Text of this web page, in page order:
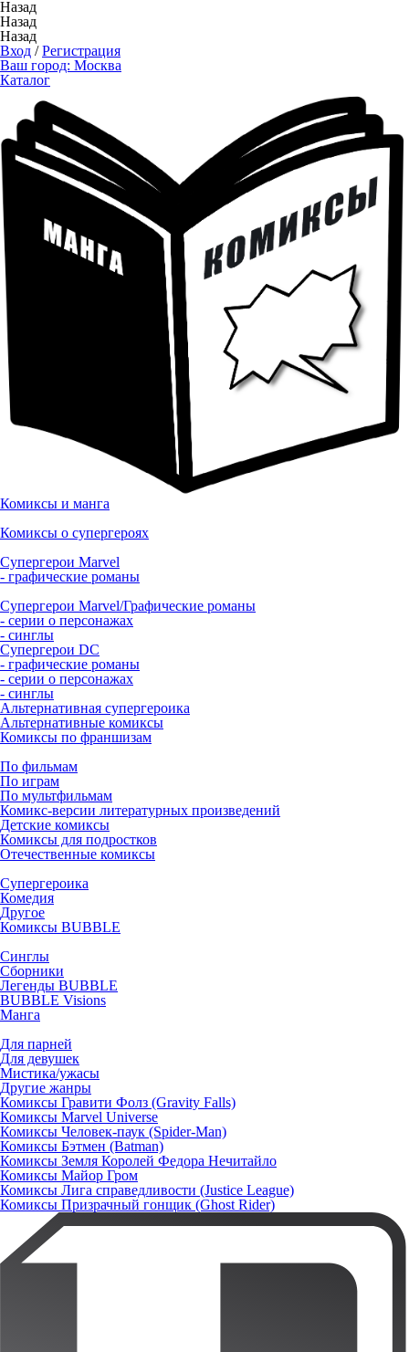
Назад
Назад
Назад
Вход /Регистрация
Ваш город: Москва
Каталог
Комиксы и манга
Комиксы о супергероях
Супергерои Marvel
- графические романы
Супергерои Marvel/Графические романы
- серии о персонажах
- синглы
Супергерои DC
- графические романы
- серии о персонажах
- синглы
Альтернативная супергероика
Альтернативные комиксы
Комиксы по франшизам
По фильмам
По играм
По мультфильмам
Комикс-версии литературных произведений
Детские комиксы
Комиксы для подростков
Отечественные комиксы
Супергероика
Комедия
Другое
Комиксы BUBBLE
Синглы
Сборники
Легенды BUBBLE
BUBBLE Visions
Манга
Для парней
Для девушек
Мистика/ужасы
Другие жанры
Комиксы Гравити Фолз (Gravity Falls)
Комиксы Marvel Universe
Комиксы Человек-паук (Spider-Man)
Комиксы Бэтмен (Batman)
Комиксы Земля Королей Федора Нечитайло
Комиксы Майор Гром
Комиксы Лига справедливости (Justice League)
Комиксы Призрачный гонщик (Ghost Rider)